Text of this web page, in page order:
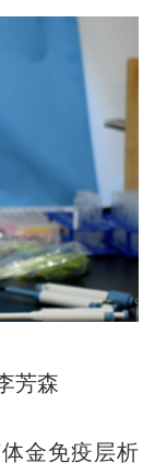
芳森
金免疫层析